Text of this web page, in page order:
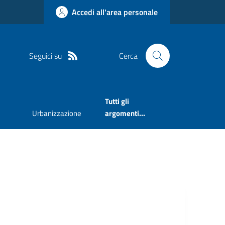
Accedi all'area personale
Seguici su Cerca
Urbanizzazione
Tutti gli
argomenti...